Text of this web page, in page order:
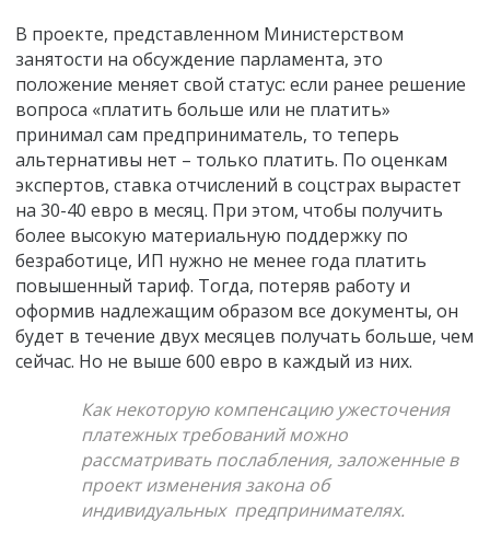
В проекте, представленном Министерством
занятости на обсуждение парламента, это
положение меняет свой статус: если ранее решение
вопроса «платить больше или не платить»
принимал сам предприниматель, то теперь
альтернативы нет – только платить. По оценкам
экспертов, ставка отчислений в соцстрах вырастет
на 30-40 евро в месяц. При этом, чтобы получить
более высокую материальную поддержку по
безработице, ИП нужно не менее года платить
повышенный тариф. Тогда, потеряв работу и
оформив надлежащим образом все документы, он
будет в течение двух месяцев получать больше, чем
сейчас. Но не выше 600 евро в каждый из них.
Как некоторую компенсацию ужесточения
платежных требований можно
рассматривать послабления, заложенные в
проект изменения закона об
индивидуальных предпринимателях.